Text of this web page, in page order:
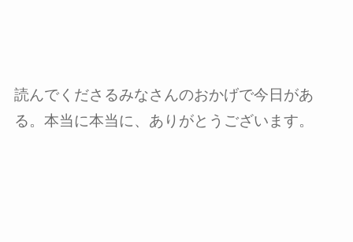
読んでくださるみなさんのおかげで今日があ
る。本当に本当に、ありがとうございます。